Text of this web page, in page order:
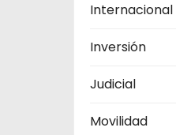
Internacional
Inversión
Judicial
Movilidad